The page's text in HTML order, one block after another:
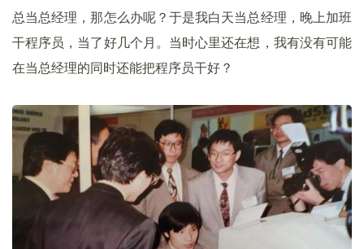
总当总经理，那怎么办呢？于是我白天当总经理，晚上加班
干程序员，当了好几个月。当时心里还在想，我有没有可能
在当总经理的同时还能把程序员干好？